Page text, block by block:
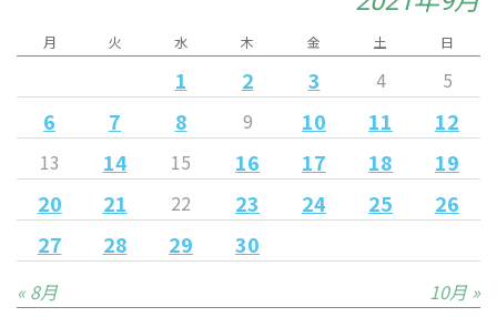
月 火 水 木 金 土 日
1 2 3 4 5
6 7 8 9 10 11 12
13 14 15 16 17 18
19
20
21 22 23 24 25
26
27
28 29 30
« 8月 10月 »